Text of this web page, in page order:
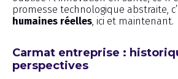
promesse technologique abstraite,
humaines réelles , ici et maintenant.
Carmat entreprise :
perspectives